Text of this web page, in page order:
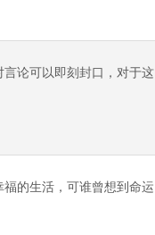
论可以即刻封口，对于这
的生活，可谁曾想到命运